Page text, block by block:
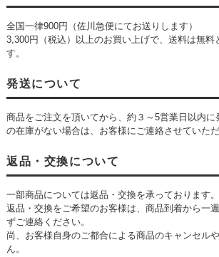
全国一律900円（佐川急便にてお送りします）
3,300円（税込）以上のお買い上げで、送料は無料
す。
発送について
商品をご注文を頂いてから、約３～5営業日以内に
の在庫がない場合は、お客様にご連絡させていただ
返品・交換について
一部商品については返品・交換を承っております。
返品・交換をご希望のお客様は、商品到着から一
ずご連絡ください。
尚、お客様自身のご都合による商品のキャンセル
ん。